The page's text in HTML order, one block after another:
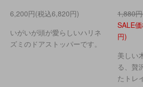
6,200円(税込6,820円)
いがいが頭が愛らしいハリネ
ズミのドアストッパーです。
1,880
SALE
円)
美しい
る、贅
たトレ